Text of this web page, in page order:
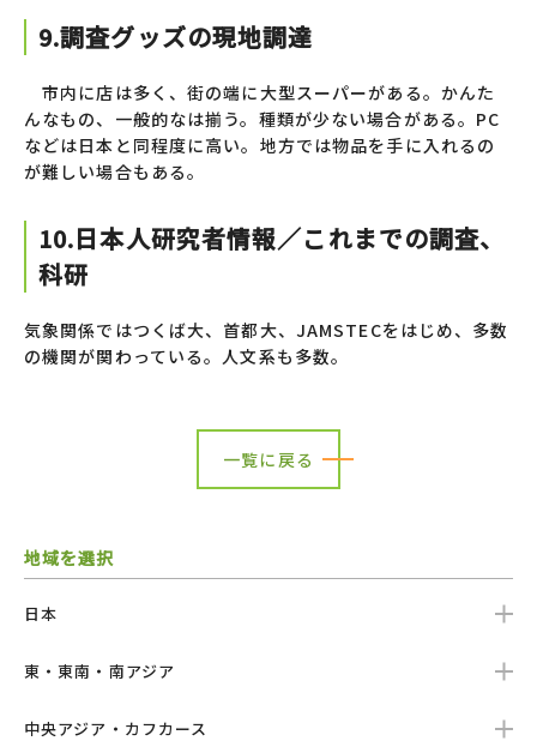
9.調査グッズの現地調達
市内に店は多く、街の端に大型スーパーがある。かんた
んなもの、一般的なは揃う。種類が少ない場合がある。PC
などは日本と同程度に高い。地方では物品を手に入れるの
が難しい場合もある。
10.日本人研究者情報／これまでの調査、
科研
気象関係ではつくば大、首都大、JAMSTECをはじめ、多数
の機関が関わっている。人文系も多数。
一覧に戻る
地域を選択
日本
東・東南・南アジア
中央アジア・カフカース